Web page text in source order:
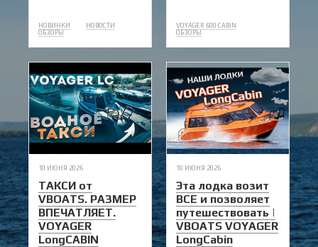
НОВИНКИ
НОВОСТИ
ОБЗОРЫ
VOYAGER 600 CABIN
ОБЗОРЫ
10 ИЮНЯ 2026
ТАКСИ от
VBOATS. РАЗМЕР
ВПЕЧАТЛЯЕТ.
VOYAGER
LongCABIN
10 ИЮНЯ 2026
Эта лодка возит
ВСЕ и позволяет
путешествовать |
VBOATS VOYAGER
LongCabin